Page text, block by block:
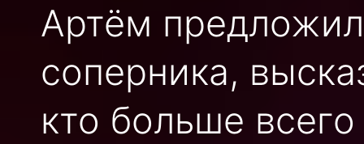
Артём
соперника,
кто больше